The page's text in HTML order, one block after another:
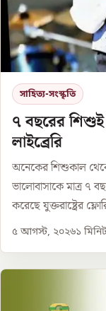
সাহিত্য-সংস্কৃতি
৭ বছরের
লাইব্রেরি
অনেকের শিশুকাল
ভালোবাসাকে মাত্র ৭
করেছে যুক্তরাষ্ট্রের
৫ আগস্ট, ২০২৬১